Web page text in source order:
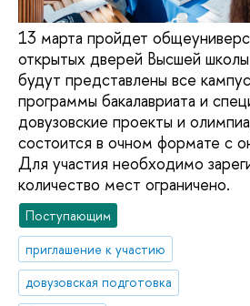
13 марта пройдет
открытых дверей Высшей
будут представлены все
программы бакалавриата и
довузовские проекты и
состоится в очном формате с
Для участия необходимо
количество мест ограничено.
Поступающим
приглашение к участию
довузовская подготовка